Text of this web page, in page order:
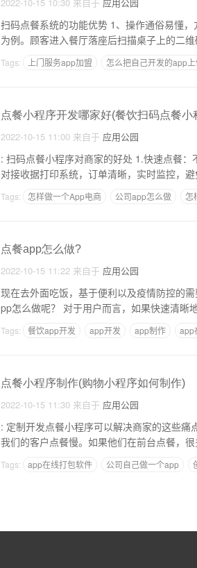
扫码点餐系统的功能优势 1、操作通俗易懂，方便快捷，小程序扫码订购系统操作非常简单。以餐厅点餐小程序
为例。顾客进入餐厅落座后扫描桌子上的二
Tags: 上门服务app加盟 怎么把自己开发的app
点餐小程序开发哪家好(餐饮扫码点餐小
2022-10-15 11:00 来自于 应用公园
: 扫码点餐小程序对商家的好处 1.快速点餐：不需要服务员。微信餐饮小程序。自己点餐，提高餐厅的成交率。
Tags: 怎样做一个App电商 公司app怎么做 怎
点餐app怎么做?
2022-10-15 11:22 来自于 应用公园
现在去外面吃饭，基于便利以及疫情防控的
pp怎么做呢？ 对于用户而言，如果快速
Tags: 餐饮app开发 app开发 app制作 app
点餐小程序制作(购物小程序如何制作)
2022-10-15 11:30 来自于 应用公园
: 定制开发点餐小程序可以解决商家的这些痛点 1.能够解决点餐慢的问题，很多商家有时候会担心一件事，
我们的客户点餐慢。如果他们在前台点餐，
Tags: app在线打包软件 公司自己做一个app